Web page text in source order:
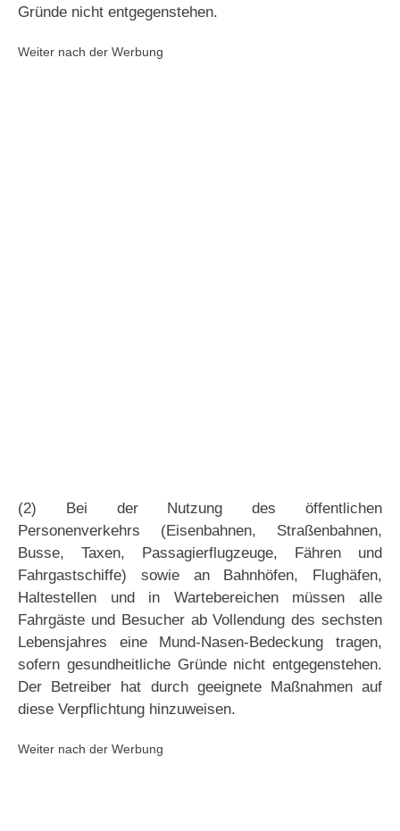
Gründe nicht entgegenstehen.
Weiter nach der Werbung
(2) Bei der Nutzung des öffentlichen
Personenverkehrs (Eisenbahnen, Straßenbahnen,
Busse, Taxen, Passagierflugzeuge, Fähren und
Fahrgastschiffe) sowie an Bahnhöfen, Flughäfen,
Haltestellen und in Wartebereichen müssen alle
Fahrgäste und Besucher ab Vollendung des sechsten
Lebensjahres eine Mund-Nasen-Bedeckung tragen,
sofern gesundheitliche Gründe nicht entgegenstehen.
Der Betreiber hat durch geeignete Maßnahmen auf
diese Verpflichtung hinzuweisen.
Weiter nach der Werbung